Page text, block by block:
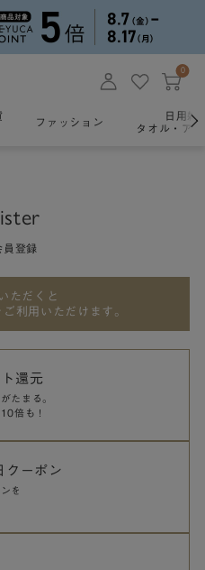
0
ファッション
日用雑
タオル・ア
員登録
ただくと
利用いただけます。
還元
たまる。
倍も！
クーポン
を